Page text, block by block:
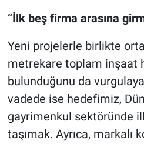
“İlk beş firma arasına
Yeni projelerle birlikte
metrekare toplam inşaat
bulunduğunu da
vadede ise hedefimiz,
gayrimenkul sektöründe
taşımak. Ayrıca, markalı